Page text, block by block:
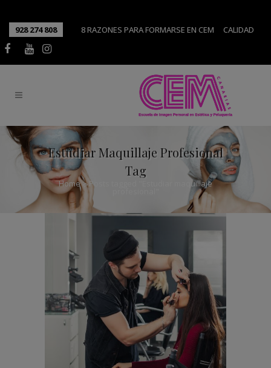
928 274 808 8 RAZONES PARA FORMARSE EN CEM CALIDAD
Estudiar Maquillaje Profesional
Tag
Home>Posts tagged "Estudiar maquillaje
Consejos para
destacar como
maquillador
profesional
MAQUILLAJE PROFESIONAL